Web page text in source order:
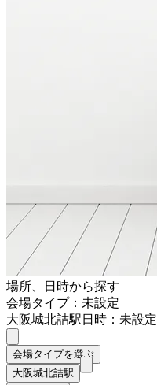
場所、日時から探す
会場タイプ：未設定
大阪城北詰駅日時：未設定
会場タイプを選ぶ
大阪城北詰駅